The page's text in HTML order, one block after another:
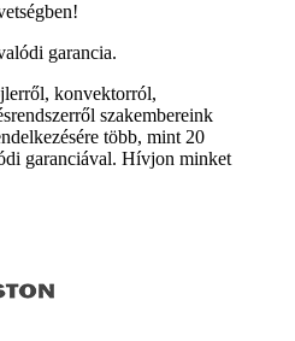
garancia.
konvektorról,
szakembereink
több, mint 20
garanciával. Hívjon minket